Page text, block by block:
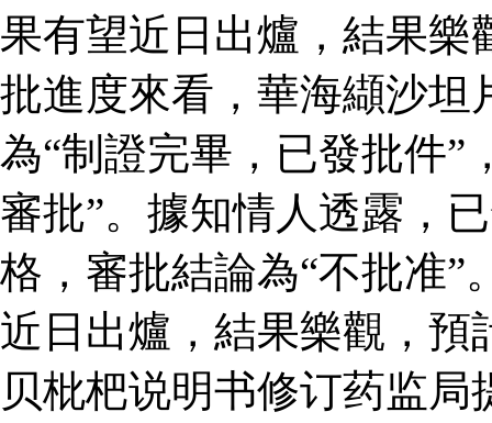
果有望近日出爐，結果樂
批進度來看，華海纈沙坦
為“制證完畢，已發批件”
審批”。據知情人透露，
格，審批結論為“不批准”
近日出爐，結果樂觀，預
贝枇杷说明书修订药监